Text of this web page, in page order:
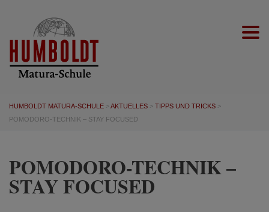
HUMBOLDT MATURA-SCHULE >AKTUELLES > TIPPS UND TRICKS >
POMODORO-TECHNIK – STAY FOCUSED
POMODORO-TECHNIK –
STAY FOCUSED